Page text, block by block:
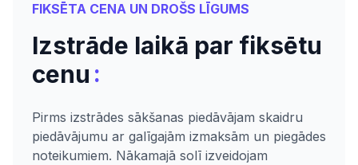
FIKSĒTA CENA UN DROŠS LĪGUMS
Izstrāde laikā par fiksētu
cenu :
Pirms izstrādes sākšanas piedāvājam skaidru
piedāvājumu ar galīgajām izmaksām un piegādes
noteikumiem. Nākamajā solī izveidojam